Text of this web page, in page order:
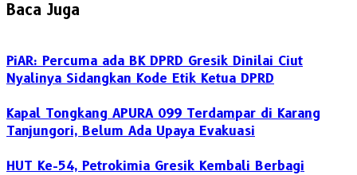
Baca Juga
PiAR: Percuma ada BK DPRD Gresik Dinilai Ciut
Nyalinya Sidangkan Kode Etik Ketua DPRD
Kapal Tongkang APURA 099 Terdampar di Karang
Tanjungori, Belum Ada Upaya Evakuasi
HUT Ke-54, Petrokimia Gresik Kembali Berbagi